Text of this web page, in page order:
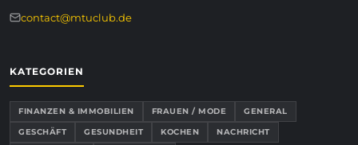
contact@mtuclub.de
KATEGORIEN
FINANZEN & IMMOBILIEN FRAUEN / MODE
GENERAL
GESCHÄFT
GESUNDHEIT KOCHEN
NACHRICHT